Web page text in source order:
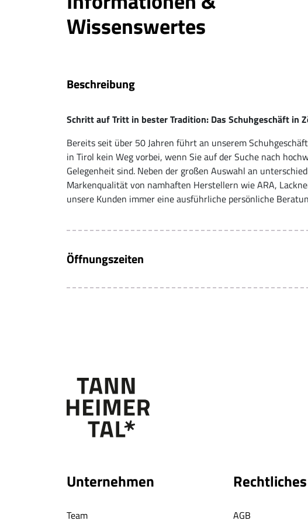
Wissenswertes
Beschreibung
Schritt auf Tritt in bester Tradition: Das Schuhgeschäft in
Bereits seit über 50 Jahren führt an unserem
in Tirol kein Weg vorbei, wenn Sie auf der Suche nach
Gelegenheit sind. Neben der großen Auswahl an
Markenqualität von namhaften Herstellern wie ARA,
unsere Kunden immer eine ausführliche persönliche
Öffnungszeiten
Unternehmen
Team
Rechtliches
AGB